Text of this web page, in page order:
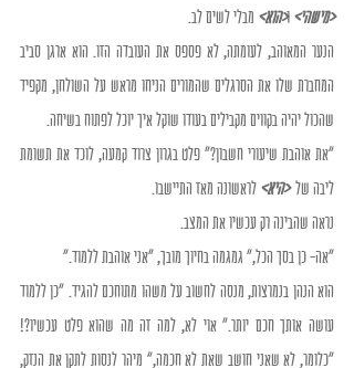
<מישהי> ו<הוא> מבלי לשים לב.
שהכול יהיה בקווים מקבילים בעודו שוקל איך יוכל לפתוח בשיחה.
ליבה של <היא> לראשונה מאז התיישבו.
נראה שהבינה רק עכשיו את המצב.
"אה- כן בסך הכל," גמגמה בחיוך מובך, "אני אוהבת ללמוד."